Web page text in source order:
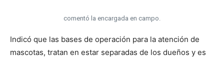
comentó la encargada en campo.
Indicó que las bases de operación para la atención de
mascotas, tratan en estar separadas de los dueños y es